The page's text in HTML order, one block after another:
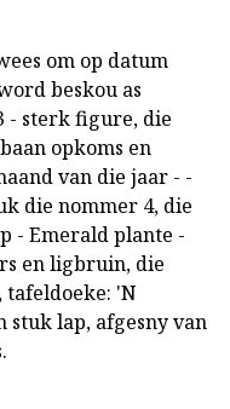
om op datum
beskou as
- sterk figure, die
opkoms en
van die jaar - -
die nommer 4, die
- Emerald plante -
en ligbruin, die
tafeldoeke: 'N
lap, afgesny van